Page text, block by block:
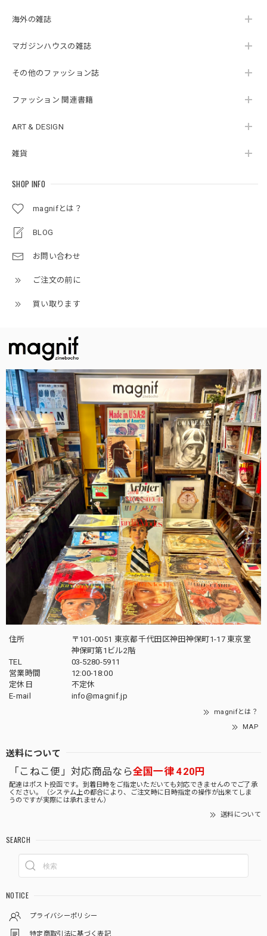
海外の雑誌
マガジンハウスの雑誌
その他のファッション誌
ファッション 関連書籍
ART & DESIGN
雑貨
SHOP INFO
magnifとは？
BLOG
お問い合わせ
ご注文の前に
買い取ります
住所
〒101-0051 東京都千代田区神田神保町1-17 東京堂
神保町第1ビル2階
TEL
03-5280-5911
営業時間
12:00-18:00
定休日
不定休
E-mail
info@magnif.jp
magnifとは？
MAP
送料について
「こねこ便」対応商品なら全国一律 420円
配達はポスト投函です。到着日時をご指定いただいても対応できませんのでご了承
ください。（システム上の都合により、ご注文時に日時指定の操作が出来てしま
うのですが実際には承れません）
送料について
SEARCH
NOTICE
プライバシーポリシー
特定商取引法に基づく表記